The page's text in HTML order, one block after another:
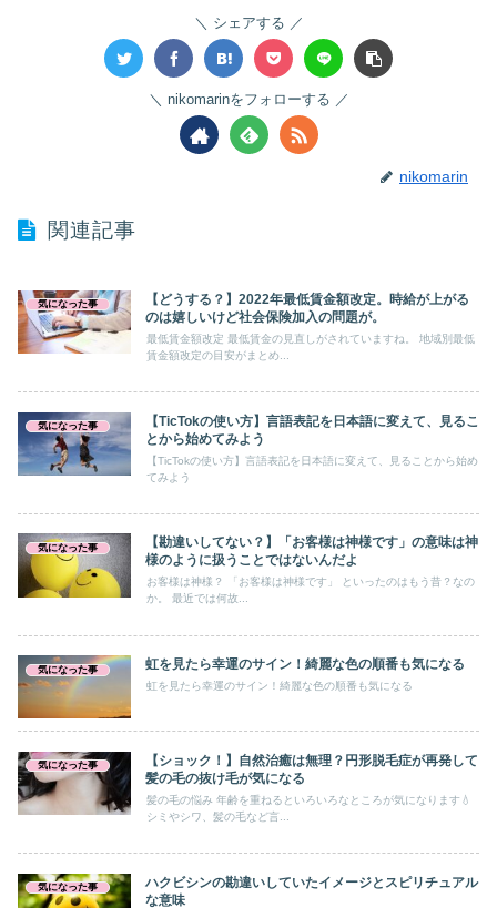
シェアする
nikomarinをフォローする
nikomarin
関連記事
気になった事
【どうする？】2022年最低賃金額改定。時給が上がる
のは嬉しいけど社会保険加入の問題が。
最低賃金額改定 最低賃金の見直しがされていますね。 地域別最低
賃金額改定の目安がまとめ...
気になった事
【TicTokの使い方】言語表記を日本語に変えて、見るこ
とから始めてみよう
【TicTokの使い方】言語表記を日本語に変えて、見ることから始め
てみよう
気になった事
【勘違いしてない？】「お客様は神様です」の意味は神
様のように扱うことではないんだよ
お客様は神様？ 「お客様は神様です」 といったのはもう昔？なの
か。 最近では何故...
気になった事 虹を見たら幸運のサイン！綺麗な色の順番も気になる
虹を見たら幸運のサイン！綺麗な色の順番も気になる
気になった事
【ショック！】自然治癒は無理？円形脱毛症が再発して
髪の毛の抜け毛が気になる
髪の毛の悩み 年齢を重ねるといろいろなところが気になります💧
シミやシワ、髪の毛など言...
気になった事
ハクビシンの勘違いしていたイメージとスピリチュアル
な意味